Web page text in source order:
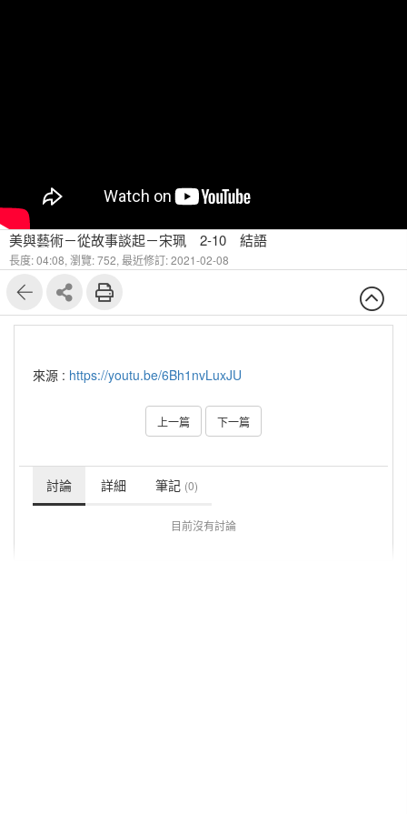
美與藝術－從故事談起－宋珮 2-10 結語
長度: 04:08, 瀏覽: 752, 最近修訂: 2021-02-08
來源 : https://youtu.be/6Bh1nvLuxJU
上一篇 下一篇
討論 詳細 筆記 (0)
目前沒有討論